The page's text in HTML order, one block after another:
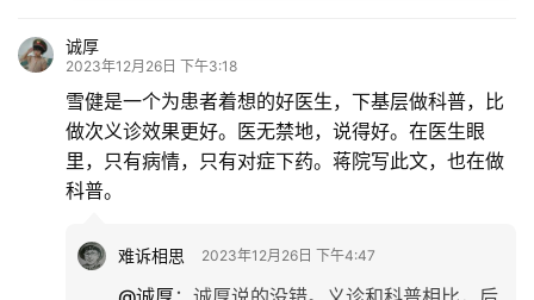
诚厚
2023年12月26日 下午3:18
雪健是一个为患者着想的好医生，下基层做科普，比
做次义诊效果更好。医无禁地，说得好。在医生眼
里，只有病情，只有对症下药。蒋院写此文，也在做
科普。
难诉相思 2023年12月26日 下午4:47